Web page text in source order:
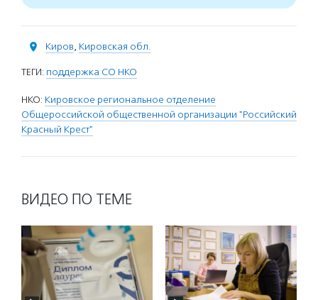
Киров, Кировская обл.
ТЕГИ: поддержка СО НКО
НКО: Кировское региональное отделение
Общероссийской общественной организации "Российский
Красный Крест"
ВИДЕО ПО ТЕМЕ